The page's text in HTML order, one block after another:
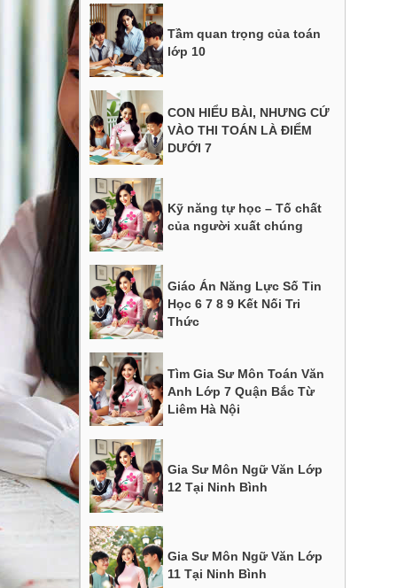
Tầm quan trọng của toán
lớp 10
CON HIỂU BÀI, NHƯNG CỨ
VÀO THI TOÁN LÀ ĐIỂM
DƯỚI 7
Kỹ năng tự học – Tố chất
của người xuất chúng
Giáo Án Năng Lực Số Tin
Học 6 7 8 9 Kết Nối Tri
Thức
Tìm Gia Sư Môn Toán Văn
Anh Lớp 7 Quận Bắc Từ
Liêm Hà Nội
Gia Sư Môn Ngữ Văn Lớp
12 Tại Ninh Bình
Gia Sư Môn Ngữ Văn Lớp
11 Tại Ninh Bình